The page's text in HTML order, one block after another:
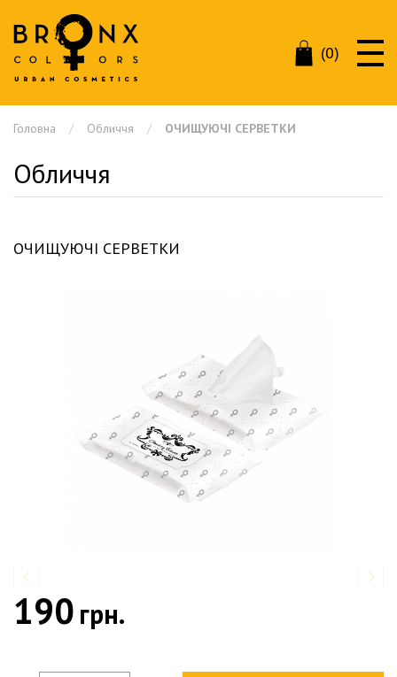
(0)
Головна Обличчя ОЧИЩУЮЧІ СЕРВЕТКИ
Обличчя
ОЧИЩУЮЧІ СЕРВЕТКИ
190 грн.